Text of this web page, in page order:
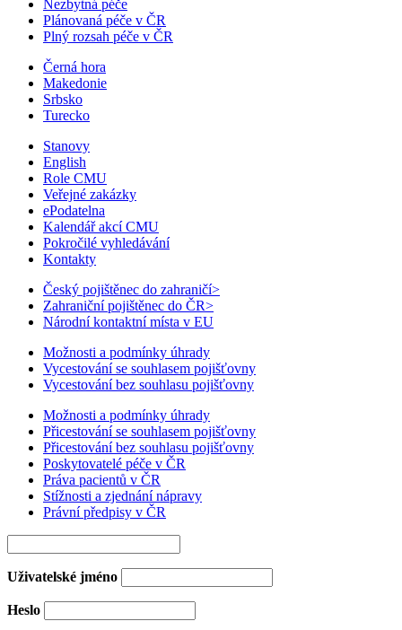
Nezbytná péče
Plánovaná péče v ČR
Plný rozsah péče v ČR
Černá hora
Makedonie
Srbsko
Turecko
Stanovy
English
Role CMU
Veřejné zakázky
ePodatelna
Kalendář akcí CMU
Pokročilé vyhledávání
Kontakty
Český pojištěnec do zahraničí>
Zahraniční pojištěnec do ČR>
Národní kontaktní místa v EU
Možnosti a podmínky úhrady
Vycestování se souhlasem pojišťovny
Vycestování bez souhlasu pojišťovny
Možnosti a podmínky úhrady
Přicestování se souhlasem pojišťovny
Přicestování bez souhlasu pojišťovny
Poskytovatelé péče v ČR
Práva pacientů v ČR
Stížnosti a zjednání nápravy
Právní předpisy v ČR
Uživatelské jméno
Heslo